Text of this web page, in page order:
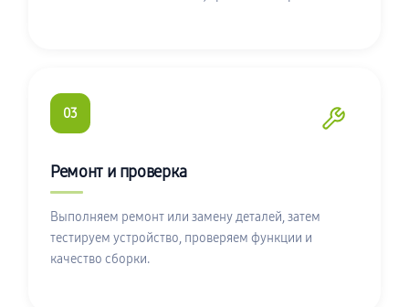
03
Ремонт и проверка
Выполняем ремонт или замену деталей, затем
тестируем устройство, проверяем функции и
качество сборки.